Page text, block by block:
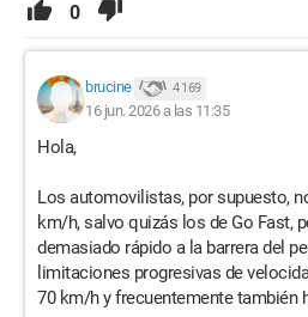
0
brucine 4 169
16 jun. 2026 a las 11:35
Hola,
Los automovilistas, por supuesto,
km/h, salvo quizás los de Go Fast,
demasiado rápido a la barrera del
limitaciones progresivas de
70 km/h y frecuentemente también